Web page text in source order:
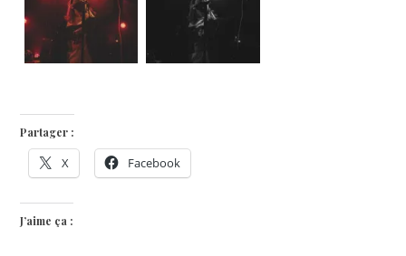
Partager :
X Facebook
J’aime ça :